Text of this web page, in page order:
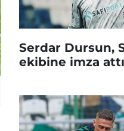
Serdar Dursun,
ekibine imza attı